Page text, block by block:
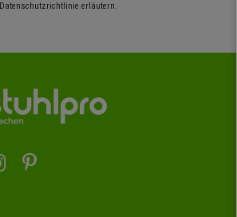
Datenschutzrichtlinie erläutern.